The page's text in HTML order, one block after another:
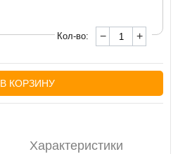
Кол-во: − +
В КОРЗИНУ
Характеристики